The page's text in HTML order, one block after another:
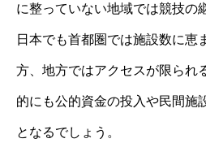
に整っていない地域では競技の
日本でも首都圏では施設数に恵
方、地方ではアクセスが限られ
的にも公的資金の投入や民間施
となるでしょう。